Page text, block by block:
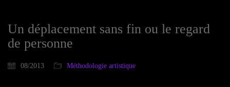
Un déplacement sans fin ou le regard
de personne
08/2013 Méthodologie artistique